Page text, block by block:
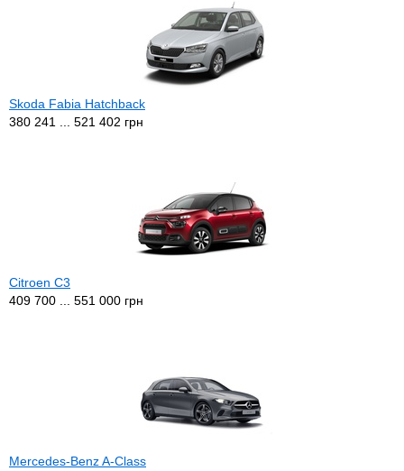
Skoda Fabia Hatchback
380 241 ... 521 402 грн
Citroen C3
409 700 ... 551 000 грн
Mercedes-Benz A-Class